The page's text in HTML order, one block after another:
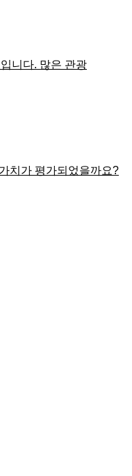
니다. 많은 관광
치가 평가되었을까요?